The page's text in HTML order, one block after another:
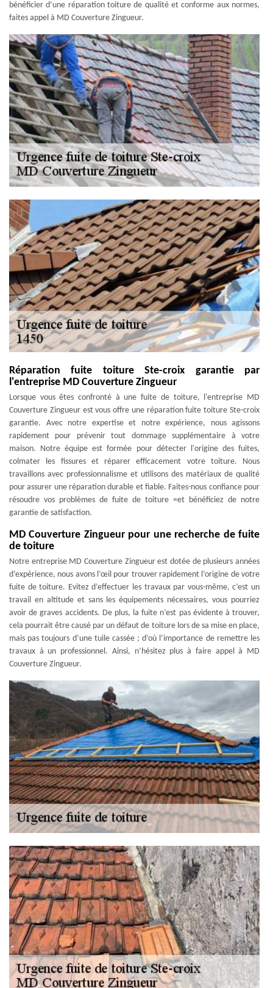
bénéficier d’une réparation toiture de qualité et conforme aux normes,
faites appel à MD Couverture Zingueur.
Réparation fuite toiture Ste-croix garantie par
l'entreprise MD Couverture Zingueur
Lorsque vous êtes confronté à une fuite de toiture, l'entreprise MD
Couverture Zingueur est vous offre une réparation fuite toiture Ste-croix
garantie. Avec notre expertise et notre expérience, nous agissons
rapidement pour prévenir tout dommage supplémentaire à votre
maison. Notre équipe est formée pour détecter l'origine des fuites,
colmater les fissures et réparer efficacement votre toiture. Nous
travaillons avec professionnalisme et utilisons des matériaux de qualité
pour assurer une réparation durable et fiable. Faites-nous confiance pour
résoudre vos problèmes de fuite de toiture =et bénéficiez de notre
garantie de satisfaction.
MD Couverture Zingueur pour une recherche de fuite
de toiture
Notre entreprise MD Couverture Zingueur est dotée de plusieurs années
d’expérience, nous avons l’œil pour trouver rapidement l’origine de votre
fuite de toiture. Evitez d’effectuer les travaux par vous-même, c’est un
travail en altitude et sans les équipements nécessaires, vous pourriez
avoir de graves accidents. De plus, la fuite n’est pas évidente à trouver,
cela pourrait être causé par un défaut de toiture lors de sa mise en place,
mais pas toujours d’une tuile cassée ; d’où l’importance de remettre les
travaux à un professionnel. Ainsi, n’hésitez plus à faire appel à MD
Couverture Zingueur.